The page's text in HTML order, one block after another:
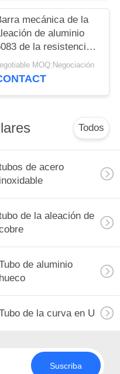
mecánica de la
de aluminio
de la resistencia
a la corrosiónMOQ:Negociación
Todos
de acero
inoxidable
de la aleación de
de aluminio
hueco
de la curva en U
Suscriba